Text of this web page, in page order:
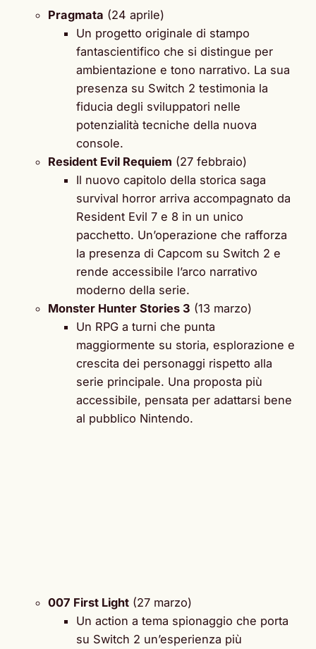
Pragmata (24 aprile)
Un progetto originale di stampo
fantascientifico che si distingue per
ambientazione e tono narrativo. La sua
presenza su Switch 2 testimonia la
fiducia degli sviluppatori nelle
potenzialità tecniche della nuova
console.
Resident Evil Requiem (27 febbraio)
Il nuovo capitolo della storica saga
survival horror arriva accompagnato da
Resident Evil 7 e 8 in un unico
pacchetto. Un’operazione che rafforza
la presenza di Capcom su Switch 2 e
rende accessibile l’arco narrativo
moderno della serie.
Monster Hunter Stories 3 (13 marzo)
Un RPG a turni che punta
maggiormente su storia, esplorazione e
crescita dei personaggi rispetto alla
serie principale. Una proposta più
accessibile, pensata per adattarsi bene
al pubblico Nintendo.
007 First Light (27 marzo)
Un action a tema spionaggio che porta
su Switch 2 un’esperienza più